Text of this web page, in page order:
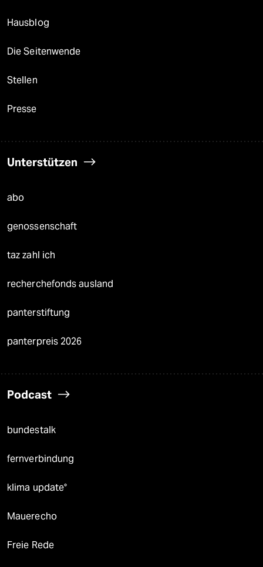
Hausblog
Die Seitenwende
Stellen
Presse
Unterstützen
abo
genossenschaft
taz zahl ich
recherchefonds ausland
panterstiftung
panterpreis 2026
Podcast
bundestalk
fernverbindung
klima update°
Mauerecho
Freie Rede